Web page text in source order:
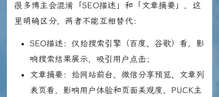
很多博主会混淆「SEO描述」和「文章摘要」，这
里明确区分，两者不能互相替代：
SEO描述：仅给搜索引擎（百度、谷歌）看，影
响搜索结果展示，吸引用户点击；
文章摘要：给网站前台、微信分享预览、文章列
表页看，影响用户体验和页面美观度，PUCK主